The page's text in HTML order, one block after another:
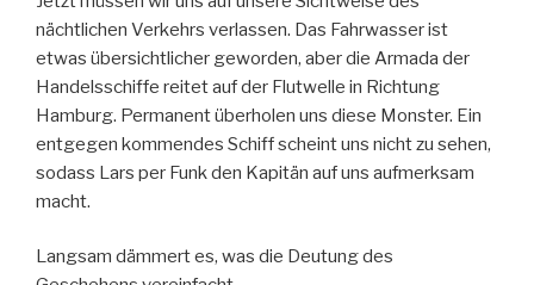
nächtlichen Verkehrs verlassen. Das Fahrwasser ist
etwas übersichtlicher geworden, aber die Armada der
Handelsschiffe reitet auf der Flutwelle in Richtung
Hamburg. Permanent überholen uns diese Monster. Ein
entgegen kommendes Schiff scheint uns nicht zu sehen,
sodass Lars per Funk den Kapitän auf uns aufmerksam
macht.
Langsam dämmert es, was die Deutung des